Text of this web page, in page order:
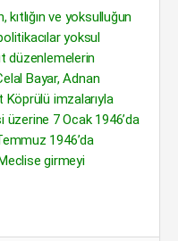
ve yoksulluğun
yoksul
düzenlemelerin
Bayar, Adnan
imzalarıyla
7 Ocak 1946’da
1946’da
girmeyi